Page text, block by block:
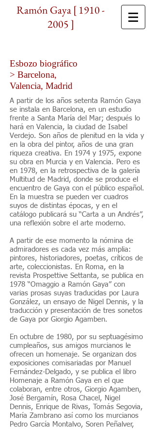
Ramón Gaya [ 1910 -
2005]
Esbozo biográfico
> Barcelona,
Valencia, Madrid
A partir de los años setenta Ramón Gaya
se instala en Barcelona, en un estudio
frente a Santa María del Mar; después lo
hará en Valencia, la ciudad de Isabel
Verdejo. Son años de plenitud en la vida y
en la obra del pintor, años de una gran
riqueza creativa. En 1974 y 1975, expone
su obra en Murcia y en Valencia. Pero es
en 1978, en la retrospectiva de la galería
Multitud de Madrid, donde se produce el
encuentro de Gaya con el público español.
En la muestra se pueden ver cuadros
suyos de distintas épocas, y en el
catálogo publicará su “Carta a un Andrés”,
una reflexión sobre el arte moderno.
A partir de ese momento la nómina de
admiradores es cada vez más amplia:
pintores, historiadores, poetas, críticos de
arte, coleccionistas. En Roma, en la
revista Prospettive Settanta, se publica en
1978 “Omaggio a Ramón Gaya” con
varias prosas suyas traducidas por Laura
González, un ensayo de Nigel Dennis, y la
traducción y presentación de tres sonetos
de Gaya por Giorgio Agamben.
En octubre de 1980, por su septuagésimo
cumpleaños, sus amigos murcianos le
ofrecen un homenaje. Se organizan dos
exposiciones comisariadas por Manuel
Fernández-Delgado, y se publica el libro
Homenaje a Ramón Gaya en el que
colaboran, entre otros, Giorgio Agamben,
José Bergamín, Rosa Chacel, Nigel
Dennis, Enrique de Rivas, Tomás Segovia,
María Zambrano así como los murcianos
Pedro García Montalvo, Soren Peñalver,